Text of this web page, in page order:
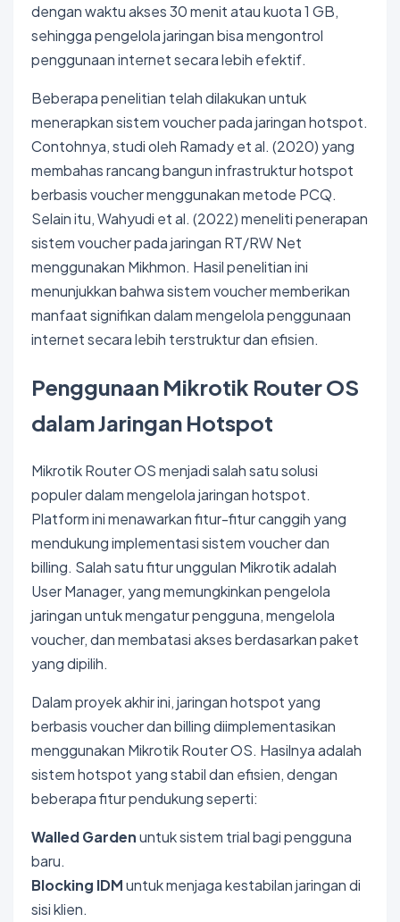
dengan waktu akses 30 menit atau kuota 1 GB,
sehingga pengelola jaringan bisa mengontrol
penggunaan internet secara lebih efektif.
Beberapa penelitian telah dilakukan untuk
menerapkan sistem voucher pada jaringan hotspot.
Contohnya, studi oleh Ramady et al. (2020) yang
membahas rancang bangun infrastruktur hotspot
berbasis voucher menggunakan metode PCQ.
Selain itu, Wahyudi et al. (2022) meneliti penerapan
sistem voucher pada jaringan RT/RW Net
menggunakan Mikhmon. Hasil penelitian ini
menunjukkan bahwa sistem voucher memberikan
manfaat signifikan dalam mengelola penggunaan
internet secara lebih terstruktur dan efisien.
Penggunaan Mikrotik Router OS
dalam Jaringan Hotspot
Mikrotik Router OS menjadi salah satu solusi
populer dalam mengelola jaringan hotspot.
Platform ini menawarkan fitur-fitur canggih yang
mendukung implementasi sistem voucher dan
billing. Salah satu fitur unggulan Mikrotik adalah
User Manager, yang memungkinkan pengelola
jaringan untuk mengatur pengguna, mengelola
voucher, dan membatasi akses berdasarkan paket
yang dipilih.
Dalam proyek akhir ini, jaringan hotspot yang
berbasis voucher dan billing diimplementasikan
menggunakan Mikrotik Router OS. Hasilnya adalah
sistem hotspot yang stabil dan efisien, dengan
beberapa fitur pendukung seperti:
Walled Gardenuntuk sistem trial bagi pengguna
baru.
Blocking IDMuntuk menjaga kestabilan jaringan di
sisi klien.